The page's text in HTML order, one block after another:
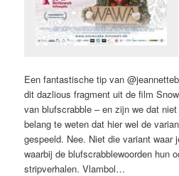
Een fantastische tip van
dit dazlious fragment uit de film
van blufscrabble – en zijn we dat
belang te weten dat hier wel de
gespeeld. Nee. Niet die variant waar
waarbij de blufscrabblewoorden hun
stripverhalen. Vlambol…